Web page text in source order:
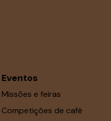
Eventos
Missões e feiras
Competições de café